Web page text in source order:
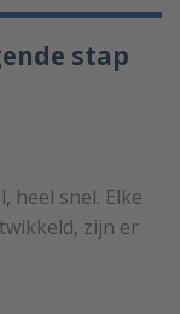
stap
heel snel. Elke
zijn er